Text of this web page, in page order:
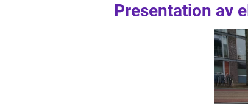
Presentation av